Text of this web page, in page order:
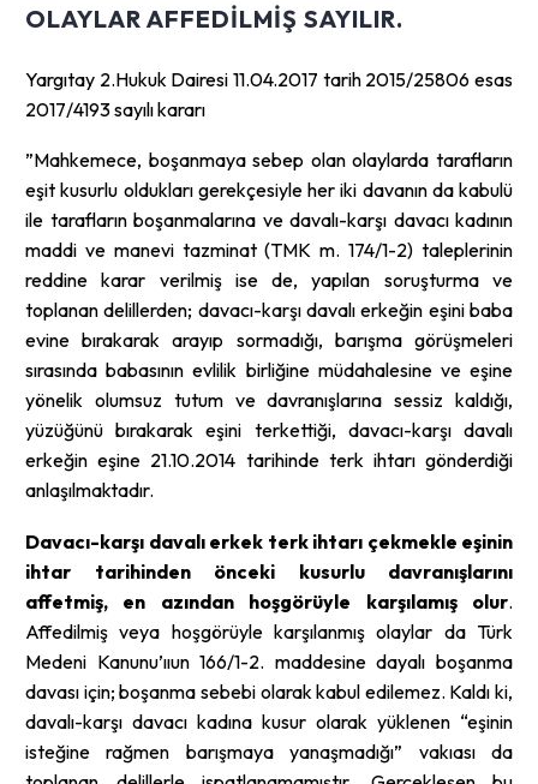
OLAYLAR AFFEDILMIŞ SAYILIR.
Yargıtay 2.Hukuk Dairesi 11.04.2017 tarih 2015/25806 esas
2017/4193 sayılı kararı
”Mahkemece, boşanmaya sebep olan olaylarda tarafların
eşit kusurlu oldukları gerekçesiyle her iki davanın da kabulü
ile tarafların boşanmalarına ve davalı-karşı davacı kadının
maddi ve manevi tazminat (TMK m. 174/1-2) taleplerinin
reddine karar verilmiş ise de, yapılan soruşturma ve
toplanan delillerden; davacı-karşı davalı erkeğin eşini baba
evine bırakarak arayıp sormadığı, barışma görüşmeleri
sırasında babasının evlilik birliğine müdahalesine ve eşine
yönelik olumsuz tutum ve davranışlarına sessiz kaldığı,
yüzüğünü bırakarak eşini terkettiği, davacı-karşı davalı
erkeğin eşine 21.10.2014 tarihinde terk ihtarı gönderdiği
anlaşılmaktadır.
Davacı-karşı davalı erkek terk ihtarı çekmekle eşinin
ihtar tarihinden önceki kusurlu davranışlarını
affetmiş, en azından hoşgörüyle karşılamış olur.
Affedilmiş veya hoşgörüyle karşılanmış olaylar da Türk
Medeni Kanunu’ııun 166/1-2. maddesine dayalı boşanma
davası için; boşanma sebebi olarak kabul edilemez. Kaldı ki,
davalı-karşı davacı kadına kusur olarak yüklenen “eşinin
isteğine rağmen barışmaya yanaşmadığı” vakıası da